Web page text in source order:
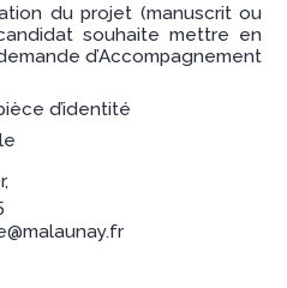
du projet (manuscrit ou
souhaite mettre en
d’Accompagnement
d’identité